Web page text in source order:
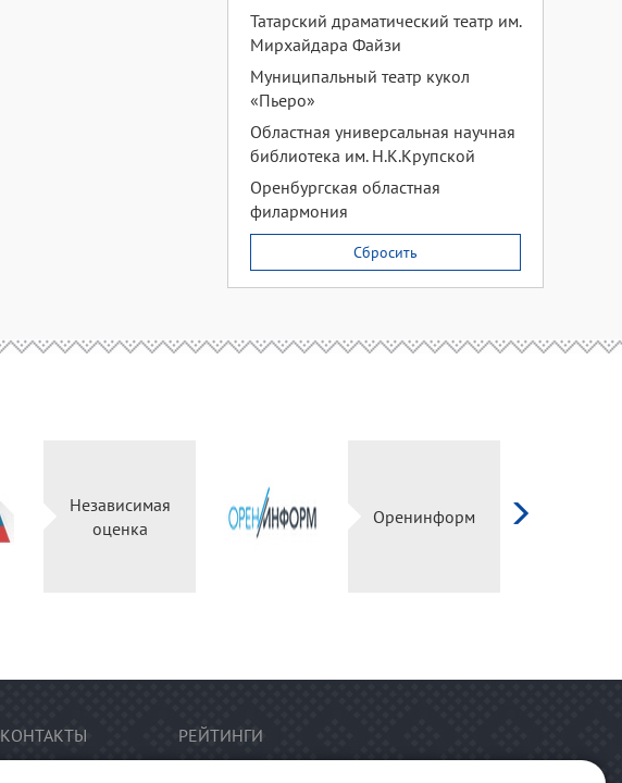
Татарский драматический театр им.
Мирхайдара Файзи
Муниципальный театр кукол
«Пьеро»
Областная универсальная научная
библиотека им. Н.К.Крупской
Оренбургская областная
филармония
Сбросить
Независимая
оценка
Оренинформ
КОНТАКТЫ РЕЙТИНГИ